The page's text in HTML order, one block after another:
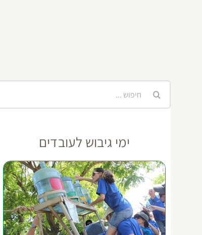
ימי גיבוש לעובדים